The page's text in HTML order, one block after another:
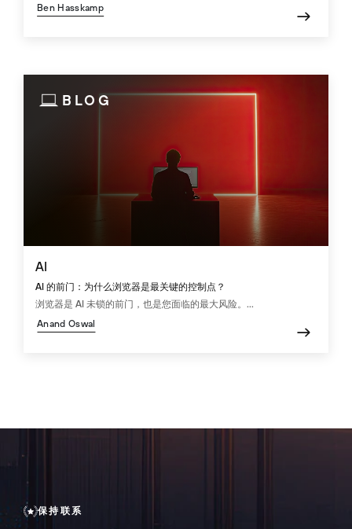
Ben Hasskamp
BLOG
AI
AI 的前门：为什么浏览器是最关键的控制点？
浏览器是 AI 未锁的前门，也是您面临的最大风险。...
Anand Oswal
保持联系